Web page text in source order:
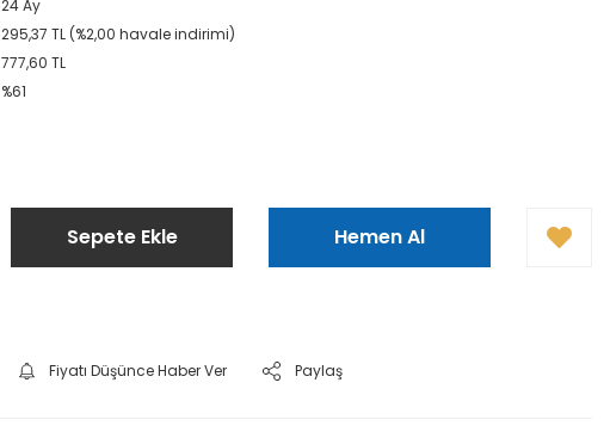
24 Ay
295,37 TL (%2,00 havale indirimi)
777,60 TL
%61
Sepete Ekle Hemen Al
Fiyatı Düşünce Haber Ver Paylaş